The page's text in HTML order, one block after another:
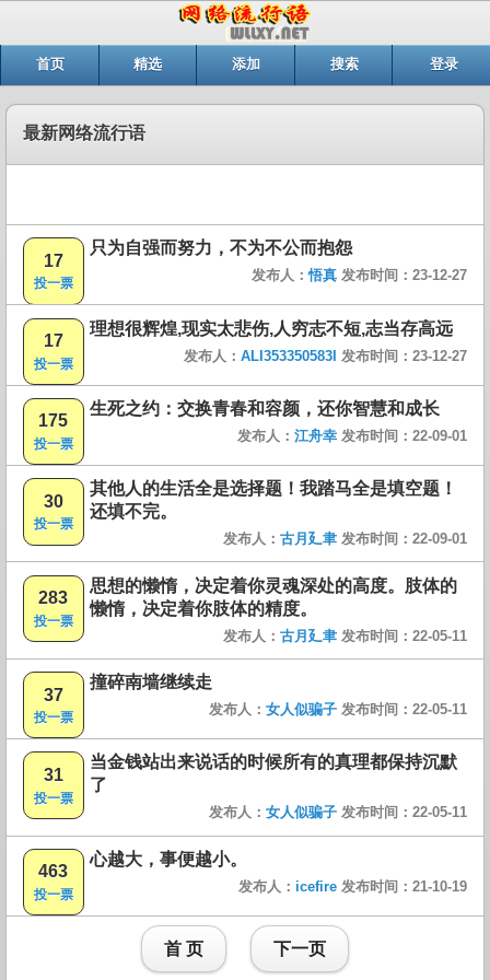
首页 精选 添加 搜索 登录
最新网络流行语
17
投一票
只为自强而努力，不为不公而抱怨
发布人：悟真 发布时间：23-12-27
17
投一票
理想很辉煌,现实太悲伤,人穷志不短,志当存高远
发布人： ALI353350583I 发布时间：23-12-27
175
投一票
生死之约：交换青春和容颜，还你智慧和成长
发布人： 江舟幸 发布时间：22-09-01
30
投一票
其他人的生活全是选择题！我踏马全是填空题！
还填不完。
发布人： 古月廴聿 发布时间：22-09-01
283
投一票
思想的懒惰，决定着你灵魂深处的高度。肢体的
懒惰，决定着你肢体的精度。
发布人： 古月廴聿 发布时间：22-05-11
37
投一票
撞碎南墙继续走
发布人： 女人似骗子 发布时间：22-05-11
31
投一票
当金钱站出来说话的时候所有的真理都保持沉默
了
发布人： 女人似骗子 发布时间：22-05-11
463
投一票
心越大，事便越小。
发布人： icefire 发布时间：21-10-19
首 页 下一页